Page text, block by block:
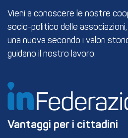
Vieni a conoscere le nostre
socio-politico delle
una nuova secondo i valori
guidano il nostro lavoro.
Vantaggi per i cittadini